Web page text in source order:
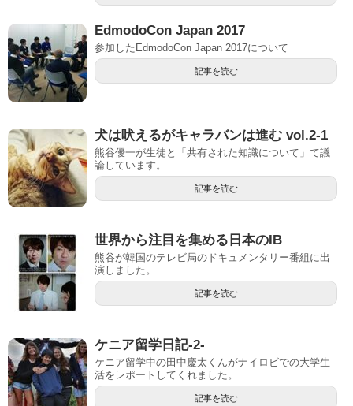
EdmodoCon Japan 2017
参加したEdmodoCon Japan 2017について
記事を読む
犬は吠えるがキャラバンは進む vol.2-1
熊谷優一が生徒と「共有された知識について」て議
論しています。
記事を読む
世界から注目を集める日本のIB
熊谷が韓国のテレビ局のドキュメンタリー番組に出
演しました。
記事を読む
ケニア留学日記-2-
ケニア留学中の田中慶太くんがナイロビでの大学生
活をレポートしてくれました。
記事を読む